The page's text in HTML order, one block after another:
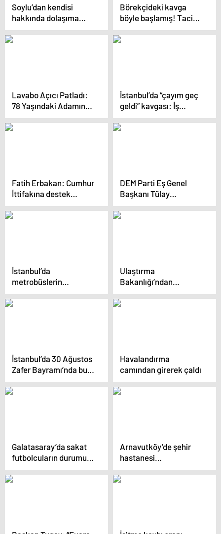
Soylu’dan kendisi
hakkında dolaşıma
sokulan videoya tepki:
İftiracı çetelerin peşini
Börekçideki kavga
böyle başlamış! Taciz
mesajını görünce
peçeteliği kapıp
Lavabo Açıcı Patladı:
78 Yaşındaki Adamın
Vücudunun Yüzde 40’ı
Yandı
İstanbul’da “çayım geç
geldi” kavgası: İş
adamı havaya ateş açtı
Fatih Erbakan: Cumhur
İttifakına destek
vermeseydik pişmanlık
yaşamazdık
DEM Parti Eş Genel
Başkanı Tülay
Hatimoğulları: Gazze
halkı en mazlum
İstanbul’da
metrobüslerin
çarpışma anından yeni
görüntü
Ulaştırma
Bakanlığı’ndan
İstanbul’da yeni taksi
taşımacılığı sistemine
İstanbul’da 30 Ağustos
Zafer Bayramı’nda bu
yollar kapanacak!
Havalandırma
camından girerek çaldı
Galatasaray’da sakat
futbolcuların durumu
yarın belli olacak
Arnavutköy’de şehir
hastanesi
personellerini taşıyan
servis kazaya karıştı: 5